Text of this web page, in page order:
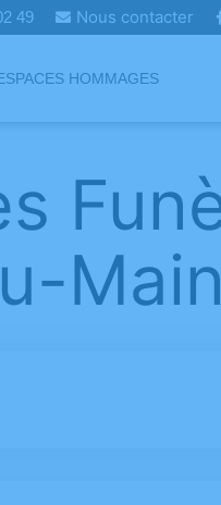
49 Nous contacter
HOMMAGES